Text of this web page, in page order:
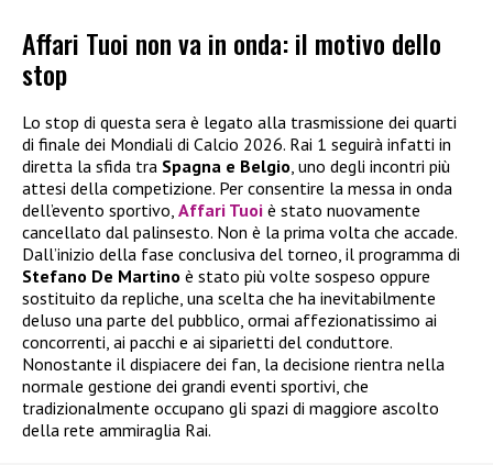
Affari Tuoi non va in onda: il motivo dello
stop
Lo stop di questa sera è legato alla trasmissione dei quarti
di finale dei Mondiali di Calcio 2026. Rai 1 seguirà infatti in
diretta la sfida tra Spagna e Belgio, uno degli incontri più
attesi della competizione. Per consentire la messa in onda
dell’evento sportivo, Affari Tuoi è stato nuovamente
cancellato dal palinsesto. Non è la prima volta che accade.
Dall’inizio della fase conclusiva del torneo, il programma di
Stefano De Martino è stato più volte sospeso oppure
sostituito da repliche, una scelta che ha inevitabilmente
deluso una parte del pubblico, ormai affezionatissimo ai
concorrenti, ai pacchi e ai siparietti del conduttore.
Nonostante il dispiacere dei fan, la decisione rientra nella
normale gestione dei grandi eventi sportivi, che
tradizionalmente occupano gli spazi di maggiore ascolto
della rete ammiraglia Rai.